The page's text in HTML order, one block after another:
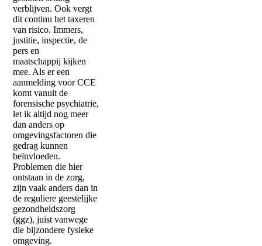
verblijven. Ook vergt
dit continu het taxeren
van risico. Immers,
justitie, inspectie, de
pers en
maatschappij kijken
mee. Als er een
aanmelding voor CCE
komt vanuit de
forensische psychiatrie,
let ik altijd nog meer
dan anders op
omgevingsfactoren die
gedrag kunnen
beïnvloeden.
Problemen die hier
ontstaan in de zorg,
zijn vaak anders dan in
de reguliere geestelijke
gezondheidszorg
(ggz), juist vanwege
die bijzondere fysieke
omgeving.